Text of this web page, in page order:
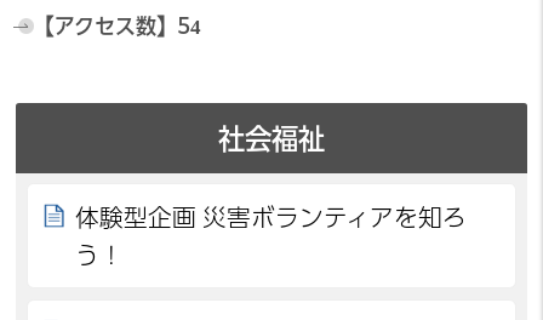
【アクセス数】 54
社会福祉
体験型企画 災害ボランティアを知ろ
う！